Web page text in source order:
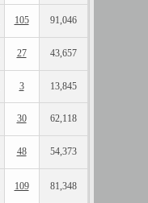
105 91,046
27 43,657
3 13,845
30 62,118
48 54,373
109 81,348